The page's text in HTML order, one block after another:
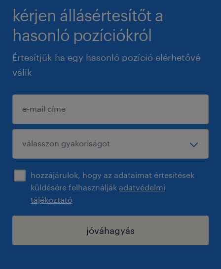
kérjen állásértesítőt a
hasonló pozíciókról
Értesítjük ha egy hasonló pozíció elérhetővé
válik
hozzájárulok, hogy az adataimat értesítések
küldésére felhasználják adatvédelmi
tájékoztató
jóváhagyás